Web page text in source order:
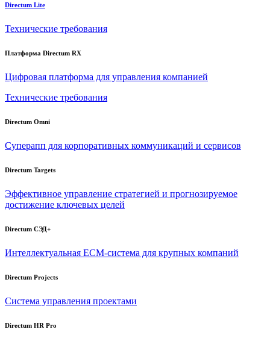
Directum Lite
Технические требования
Платформа Directum RX
Цифровая платформа для управления компанией
Технические требования
Directum Omni
Суперапп для корпоративных коммуникаций и сервисов
Directum Targets
Эффективное управление стратегией и прогнозируемое
достижение ключевых целей
Directum СЭД+
Интеллектуальная ECM-система для крупных компаний
Directum Projects
Система управления проектами
Directum HR Pro